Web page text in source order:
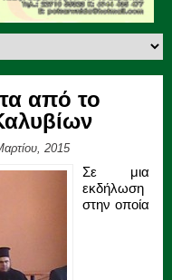
από το
2015
Σε μια
εκδήλωση
στην οποία